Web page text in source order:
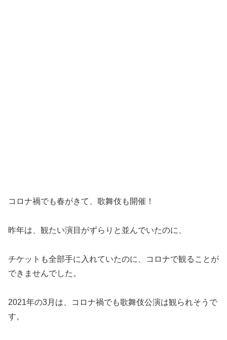
コロナ禍でも春がきて、歌舞伎も開催！
昨年は、観たい演目がずらりと並んでいたのに、
チケットも全部手に入れていたのに、コロナで観ることが
できませんでした。
2021年の3月は、コロナ禍でも歌舞伎公演は観られそうで
す。